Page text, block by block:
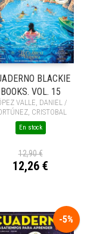
BLACKIE
BOOKS. VOL. 15
VALLE, DANIEL /
CRISTOBAL
En stock
12,90 €
12,26 €
-5%